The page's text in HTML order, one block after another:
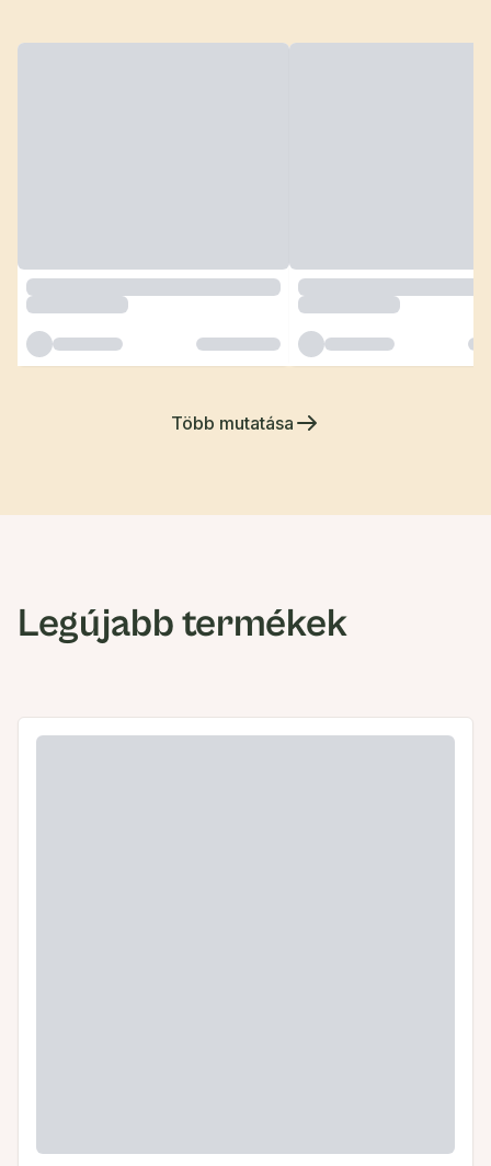
Több mutatása
Legújabb termékek